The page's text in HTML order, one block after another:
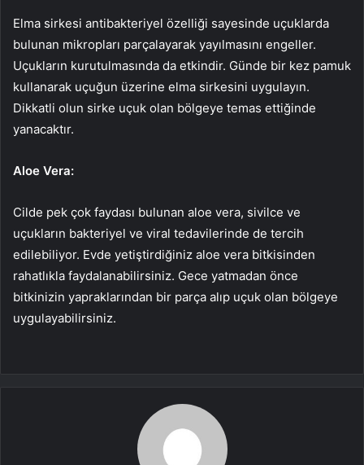
Elma sirkesi antibakteriyel özelliği sayesinde uçuklarda
bulunan mikropları parçalayarak yayılmasını engeller.
Uçukların kurutulmasında da etkindir. Günde bir kez pamuk
kullanarak uçuğun üzerine elma sirkesini uygulayın.
Dikkatli olun sirke uçuk olan bölgeye temas ettiğinde
yanacaktır.
Aloe Vera:
Cilde pek çok faydası bulunan aloe vera, sivilce ve
uçukların bakteriyel ve viral tedavilerinde de tercih
edilebiliyor. Evde yetiştirdiğiniz aloe vera bitkisinden
rahatlıkla faydalanabilirsiniz. Gece yatmadan önce
bitkinizin yapraklarından bir parça alıp uçuk olan bölgeye
uygulayabilirsiniz.